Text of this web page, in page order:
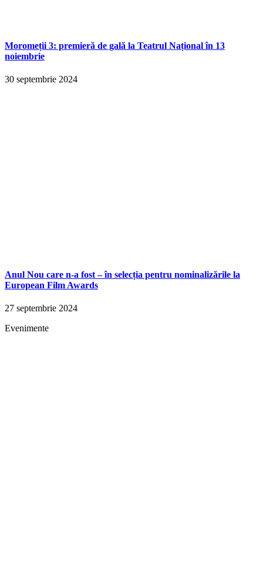
Moromeții 3: premieră de gală la Teatrul Național în 13
noiembrie
30 septembrie 2024
Anul Nou care n-a fost – în selecția pentru nominalizările la
European Film Awards
27 septembrie 2024
Evenimente